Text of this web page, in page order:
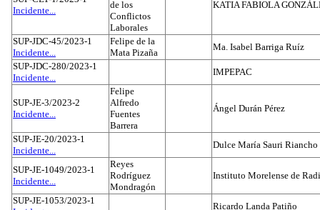
Incidente...
de los
Conflictos
Laborales
KATIA FABIOLA
SUP-JDC-45/2023-1
Incidente...
Felipe de la
Mata Pizaña
Ma. Isabel Barriga Ruíz
SUP-JDC-280/2023-1
Incidente...
IMPEPAC
SUP-JE-3/2023-2
Incidente...
Felipe
Alfredo
Fuentes
Barrera
Ángel Durán Pérez
SUP-JE-20/2023-1
Incidente...
Dulce María Sauri
SUP-JE-1049/2023-1
Incidente...
Reyes
Rodríguez
Mondragón
Instituto Morelense de
SUP-JE-1053/2023-1
Ricardo Landa Patiño